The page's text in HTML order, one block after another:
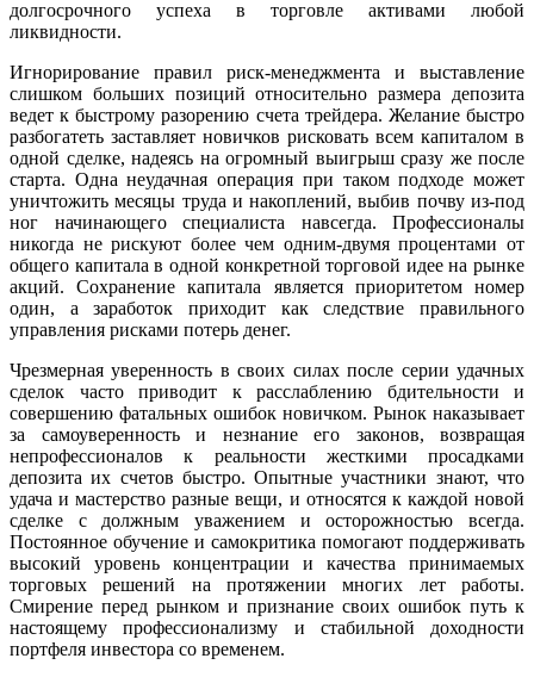
долгосрочного успеха в торговле активами любой
ликвидности.
Игнорирование правил риск-менеджмента и выставление
слишком больших позиций относительно размера депозита
ведет к быстрому разорению счета трейдера. Желание быстро
разбогатеть заставляет новичков рисковать всем капиталом в
одной сделке, надеясь на огромный выигрыш сразу же после
старта. Одна неудачная операция при таком подходе может
уничтожить месяцы труда и накоплений, выбив почву из-под
ног начинающего специалиста навсегда. Профессионалы
никогда не рискуют более чем одним-двумя процентами от
общего капитала в одной конкретной торговой идее на рынке
акций. Сохранение капитала является приоритетом номер
один, а заработок приходит как следствие правильного
управления рисками потерь денег.
Чрезмерная уверенность в своих силах после серии удачных
сделок часто приводит к расслаблению бдительности и
совершению фатальных ошибок новичком. Рынок наказывает
за самоуверенность и незнание его законов, возвращая
непрофессионалов к реальности жесткими просадками
депозита их счетов быстро. Опытные участники знают, что
удача и мастерство разные вещи, и относятся к каждой новой
сделке с должным уважением и осторожностью всегда.
Постоянное обучение и самокритика помогают поддерживать
высокий уровень концентрации и качества принимаемых
торговых решений на протяжении многих лет работы.
Смирение перед рынком и признание своих ошибок путь к
настоящему профессионализму и стабильной доходности
портфеля инвестора со временем.